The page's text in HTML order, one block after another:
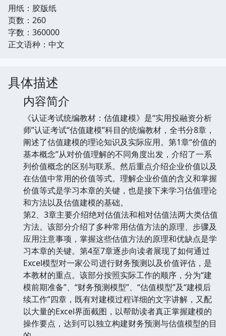
用纸：胶版纸
页数：260
字数：360000
正文语种：中文
具体描述
内容简介
《认证考试统编教材：估值建模》是“实用投融资分析
师”认证考试“估值建模”科目的统编教材，全书分8章，
阐述了估值建模的理论知识及实际应用。第1章“价值的
基本概念”从对价值理解的不同角度出发，介绍了一系
列价值概念的区别与联系。然后重点介绍企业价值以及
在估值中常用的价值等式。理解企业价值的含义和掌握
价值等式是学习本章的关键，也是接下来学习估值理论
和方法以及估值建模的基础。
第2、3章主要介绍绝对估值法和相对估值法两大类估值
方法。该部分介绍了多种常用估值方法的原理、步骤及
应用注意事项，掌握这些估值方法的原理和优缺点是学
习本章的关键。第4至7章逐步向读者展现了如何通过
Excel模型对一家公司进行财务预测以及价值评估，是
本教材的重点。该部分按照实际工作的顺序，分为“建
模前期准备”、“财务预测模型”、“估值模型”及“建模后
续工作”四章，既有对建模过程详细的文字讲解，又配
以大量的Excel界面截图，以帮助读者真正掌握建模的
操作要点，达到可以独立构建财务预测与估值模型的目